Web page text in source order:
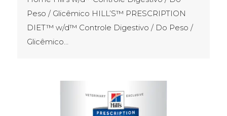
Peso / Glicêmico HILL’S™ PRESCRIPTION
DIET™ w/d™ Controle Digestivo / Do Peso /
Glicêmico…